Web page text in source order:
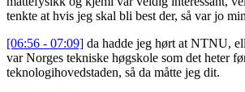
tenkte at hvis jeg skal bli best der, så var jo
[06:56 - 07:09] da hadde jeg hørt at NTNU,
var Norges tekniske høgskole som det heter
teknologihovedstaden, så da måtte jeg dit.